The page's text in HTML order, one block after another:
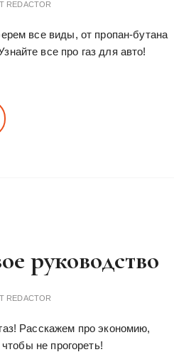
REDACTOR
все виды, от пропан-бутана
все про газ для авто!
руководство
REDACTOR
Расскажем про экономию,
не прогореть!